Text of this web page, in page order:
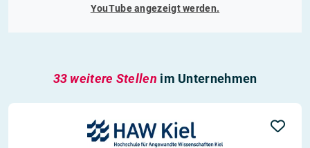
YouTubeangezeigt werden.
33 weitere Stellen im Unternehmen